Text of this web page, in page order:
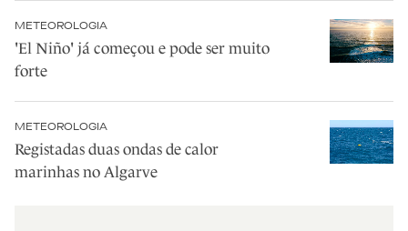
METEOROLOGIA
'El Niño' já começou e pode ser muito
forte
METEOROLOGIA
Registadas duas ondas de calor
marinhas no Algarve